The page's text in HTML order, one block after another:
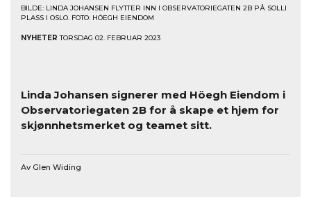
BILDE: LINDA JOHANSEN FLYTTER INN I OBSERVATORIEGATEN 2B PÅ SOLLI
PLASS I OSLO. FOTO: HÖEGH EIENDOM
NYHETER TORSDAG 02. FEBRUAR 2023
Linda Johansen signerer med Höegh Eiendom i
Observatoriegaten 2B for å skape et hjem for
skjønnhetsmerket og teamet sitt.
Av Glen Widing